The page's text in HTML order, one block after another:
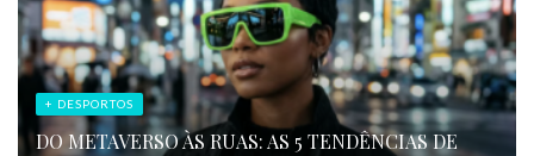
+ DESPORTOS
DO METAVERSO ÀS RUAS: AS 5 TENDÊNCIAS DE